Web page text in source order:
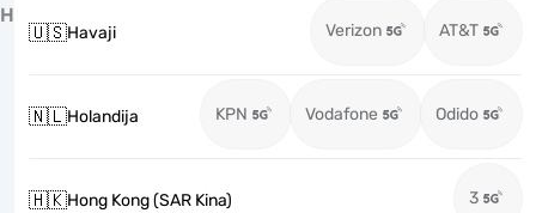
H
🇺🇸Havaji Verizon AT&T
🇳🇱Holandija KPN Vodafone Odido
🇭🇰Hong Kong (SAR Kina) 3